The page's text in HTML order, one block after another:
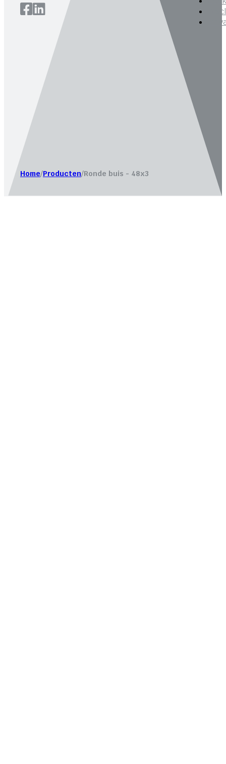
Website laten maken door Bureau Magneet – Online
Home/Producten/Ronde buis - 48x3